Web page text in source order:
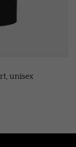
unisex